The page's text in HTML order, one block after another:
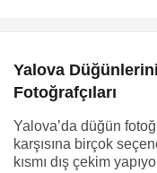
Yalova
Fotoğrafçıları
Yalova’da düğün
karşısına birçok
kısmı dış çekim